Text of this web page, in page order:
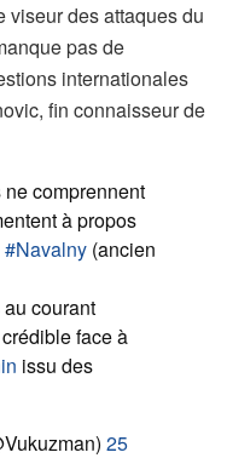
des attaques du
pas de
internationales
fin connaisseur de
ne comprennent
à propos
#Navalny (ancien
courant
face à
issu des
25